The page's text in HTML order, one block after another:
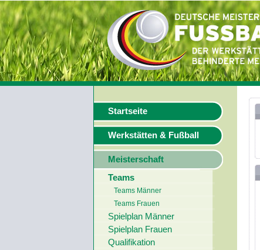
Startseite
Werkstätten & Fußball
Meisterschaft
Teams
Teams Männer
Teams Frauen
Spielplan Männer
Spielplan Frauen
Qualifikation